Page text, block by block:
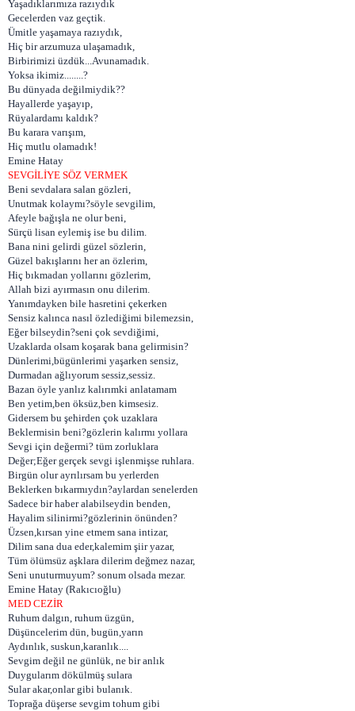
Yaşadıklarımıza razıydık
Gecelerden vaz geçtik.
Ümitle yaşamaya razıydık,
Hiç bir arzumuza ulaşamadık,
Birbirimizi üzdük...Avunamadık.
Yoksa ikimiz........?
Bu dünyada değilmiydik??
Hayallerde yaşayıp,
Rüyalardamı kaldık?
Bu karara varışım,
Hiç mutlu olamadık!
Emine Hatay
SEVGİLİYE SÖZ VERMEK
Beni sevdalara salan gözleri,
Unutmak kolaymı?söyle sevgilim,
Afeyle bağışla ne olur beni,
Sürçü lisan eylemiş ise bu dilim.
Bana nini gelirdi güzel sözlerin,
Güzel bakışlarını her an özlerim,
Hiç bıkmadan yollarını gözlerim,
Allah bizi ayırmasın onu dilerim.
Yanımdayken bile hasretini çekerken
Sensiz kalınca nasıl özlediğimi bilemezsin,
Eğer bilseydin?seni çok sevdiğimi,
Uzaklarda olsam koşarak bana gelirmisin?
Dünlerimi,bügünlerimi yaşarken sensiz,
Durmadan ağlıyorum sessiz,sessiz.
Bazan öyle yanlız kalırımki anlatamam
Ben yetim,ben öksüz,ben kimsesiz.
Gidersem bu şehirden çok uzaklara
Beklermisin beni?gözlerin kalırmı yollara
Sevgi için değermi? tüm zorluklara
Değer;Eğer gerçek sevgi işlenmişse ruhlara.
Birgün olur ayrılırsam bu yerlerden
Beklerken bıkarmıydın?aylardan senelerden
Sadece bir haber alabilseydin benden,
Hayalim silinirmi?gözlerinin önünden?
Üzsen,kırsan yine etmem sana intizar,
Dilim sana dua eder,kalemim şiir yazar,
Tüm ölümsüz aşklara dilerim değmez nazar,
Seni unuturmuyum? sonum olsada mezar.
Emine Hatay (Rakıcıoğlu)
MED CEZİR
Ruhum dalgın, ruhum üzgün,
Düşüncelerim dün, bugün,yarın
Aydınlık, suskun,karanlık....
Sevgim değil ne günlük, ne bir anlık
Duygularım dökülmüş sulara
Sular akar,onlar gibi bulanık.
Toprağa düşerse sevgim tohum gibi